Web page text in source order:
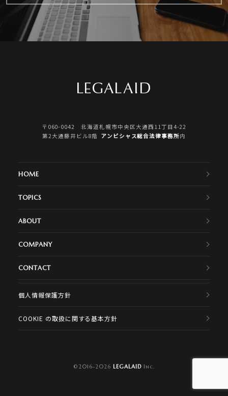
LEGALAID
〒060-0042 北海道札幌市中央区大通西11丁目4-22
第2大通藤井ビル8階 アンビシャス総合法律事務所内
HOME
TOPICS
ABOUT
COMPANY
CONTACT
個人情報保護方針
COOKIE の取扱に関する基本方針
© 2016-2026 LEGALAIDInc.